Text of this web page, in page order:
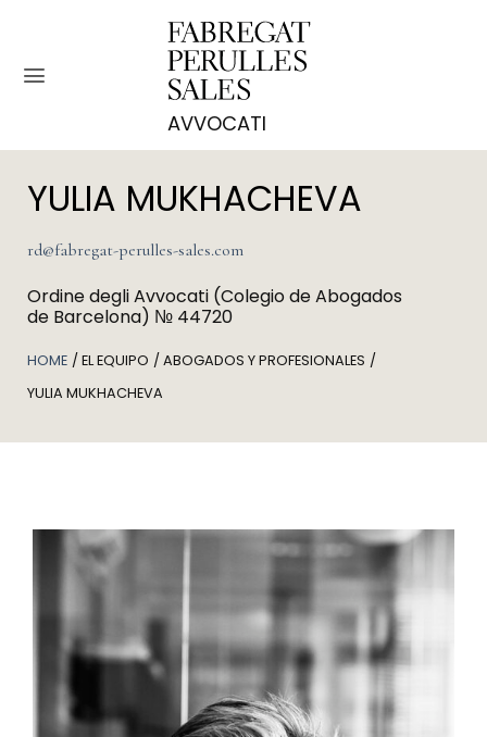
contenuti
YULIA MUKHACHEVA
rd@fabregat-perulles-sales.com
Ordine degli Avvocati (Colegio de Abogados
de Barcelona) № 44720
HOME EL EQUIPO
ABOGADOS Y PROFESIONALES
YULIA MUKHACHEVA